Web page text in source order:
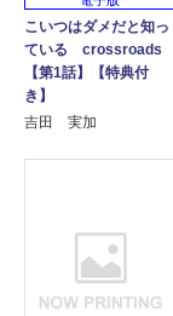
こいつはダメだと知っ
ている crossroads
【第1話】【特典付
き】
吉田 実加